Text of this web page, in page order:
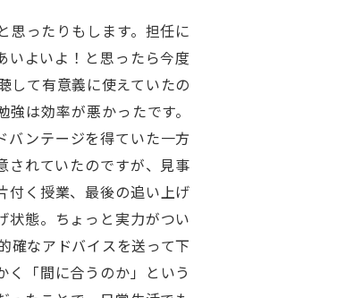
思ったりもします。担任に
よいよ！と思ったら今度
して有意義に使えていたの
は効率が悪かったです。
バンテージを得ていた一方
されていたのですが、見事
付く授業、最後の追い上げ
態。ちょっと実力がつい
確なアドバイスを送って下
「間に合うのか」という